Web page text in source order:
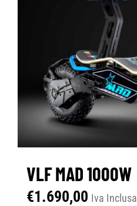
VLF MAD 1000W
€1.690,00 Iva Inclusa